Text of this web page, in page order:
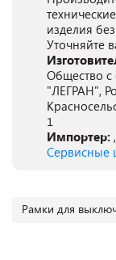
изделия
Уточняйте
Общество с
"ЛЕГРАН",
1
Импортер: ,
Сервисные
Рамки для